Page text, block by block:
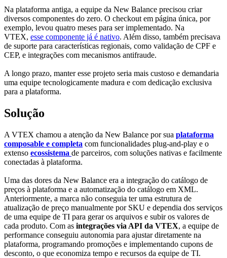
Na plataforma antiga, a equipe da New Balance precisou criar
diversos componentes do zero. O checkout em página única, por
exemplo, levou quatro meses para ser implementado. Na
VTEX, esse componente já é nativo. Além disso, também precisava
de suporte para características regionais, como validação de CPF e
CEP, e integrações com mecanismos antifraude.
A longo prazo, manter esse projeto seria mais custoso e demandaria
uma equipe tecnologicamente madura e com dedicação exclusiva
para a plataforma.
Solução
A VTEX chamou a atenção da New Balance por sua plataforma
composable e completa com funcionalidades plug-and-play e o
extenso ecossistema de parceiros, com soluções nativas e facilmente
conectadas à plataforma.
Uma das dores da New Balance era a integração do catálogo de
preços à plataforma e a automatização do catálogo em XML.
Anteriormente, a marca não conseguia ter uma estrutura de
atualização de preço manualmente por SKU e dependia dos serviços
de uma equipe de TI para gerar os arquivos e subir os valores de
cada produto. Com as integrações via API da VTEX, a equipe de
performance conseguiu autonomia para ajustar diretamente na
plataforma, programando promoções e implementando cupons de
desconto, o que economiza tempo e recursos da equipe de TI.